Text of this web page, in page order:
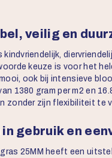
veilig en
keuze is voor het
ook bij intensieve
1380 gram per m2 en
zonder zijn flexibiliteit te
gebruik en
25MM heeft een